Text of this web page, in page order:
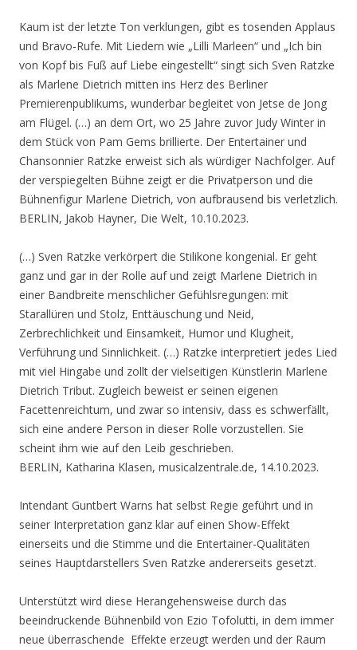
Kaum ist der letzte Ton verklungen, gibt es tosenden Applaus
und Bravo-Rufe. Mit Liedern wie „Lilli Marleen“ und „Ich bin
von Kopf bis Fuß auf Liebe eingestellt“ singt sich Sven Ratzke
als Marlene Dietrich mitten ins Herz des Berliner
Premierenpublikums, wunderbar begleitet von Jetse de Jong
am Flügel. (…) an dem Ort, wo 25 Jahre zuvor Judy Winter in
dem Stück von Pam Gems brillierte. Der Entertainer und
Chansonnier Ratzke erweist sich als würdiger Nachfolger. Auf
der verspiegelten Bühne zeigt er die Privatperson und die
Bühnenfigur Marlene Dietrich, von aufbrausend bis verletzlich.
BERLIN, Jakob Hayner, Die Welt, 10.10.2023.
(…) Sven Ratzke verkörpert die Stilikone kongenial. Er geht
ganz und gar in der Rolle auf und zeigt Marlene Dietrich in
einer Bandbreite menschlicher Gefühlsregungen: mit
Starallüren und Stolz, Enttäuschung und Neid,
Zerbrechlichkeit und Einsamkeit, Humor und Klugheit,
Verführung und Sinnlichkeit. (…) Ratzke interpretiert jedes Lied
mit viel Hingabe und zollt der vielseitigen Künstlerin Marlene
Dietrich Tribut. Zugleich beweist er seinen eigenen
Facettenreichtum, und zwar so intensiv, dass es schwerfällt,
sich eine andere Person in dieser Rolle vorzustellen. Sie
scheint ihm wie auf den Leib geschrieben.
BERLIN, Katharina Klasen, musicalzentrale.de, 14.10.2023.
Intendant Guntbert Warns hat selbst Regie geführt und in
seiner Interpretation ganz klar auf einen Show-Effekt
einerseits und die Stimme und die Entertainer-Qualitäten
seines Hauptdarstellers Sven Ratzke andererseits gesetzt.
Unterstützt wird diese Herangehensweise durch das
beeindruckende Bühnenbild von Ezio Tofolutti, in dem immer
neue überraschende Effekte erzeugt werden und der Raum